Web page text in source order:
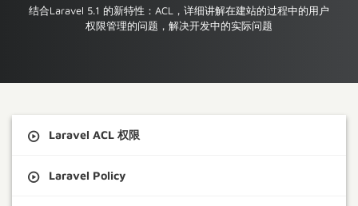
结合Laravel 5.1 的新特性：ACL，详细讲解在建站的过程中的用户
权限管理的问题，解决开发中的实际问题
Laravel ACL 权限
Laravel Policy